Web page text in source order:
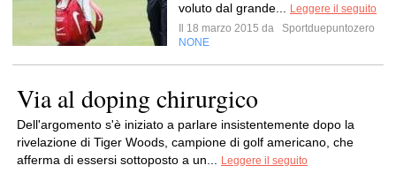
voluto dal grande...
Leggere il seguito
Il 18 marzo 2015 da
Sportduepuntozero
NONE
Via al doping chirurgico
Dell'argomento s'è iniziato a parlare insistentemente dopo la
rivelazione di Tiger Woods, campione di golf americano, che
afferma di essersi sottoposto a un...
Leggere il seguito